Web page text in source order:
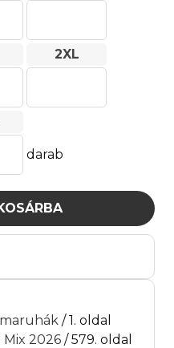
2XL
darab
/ 1. oldal
Mix 2026 / 579. oldal